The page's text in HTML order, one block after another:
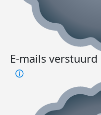
E-mails verstuurd